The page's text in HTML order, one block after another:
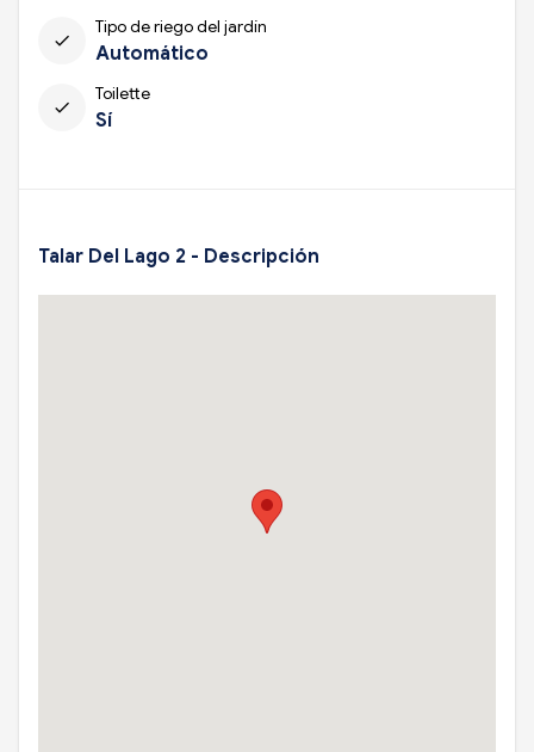
check
Tipo de riego del jardín
Automático
check
Toilette
Sí
Talar Del Lago 2 - Descripción